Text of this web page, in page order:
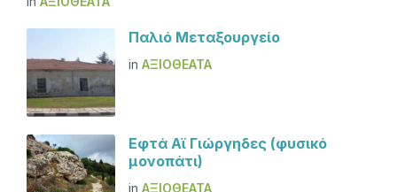
Παλιό Μεταξουργείο
in ΑΞΙΟΘΈΑΤΑ
Εφτά Αϊ Γιώργηδες (φυσικό
μονοπάτι)
in ΑΞΙΟΘΈΑΤΑ